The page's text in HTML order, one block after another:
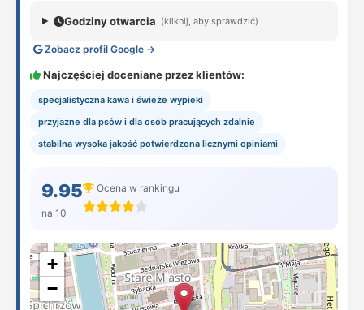
Godziny otwarcia (kliknij, aby sprawdzić)
Zobacz profil Google →
Najczęściej doceniane przez klientów:
specjalistyczna kawa i świeże wypieki
przyjazne dla psów i dla osób pracujących zdalnie
stabilna wysoka jakość potwierdzona licznymi opiniami
9.95
na 10
Ocena w rankingu
+
−